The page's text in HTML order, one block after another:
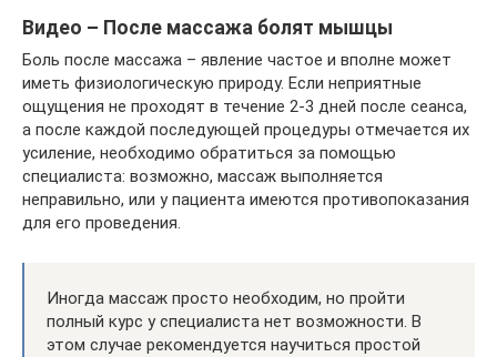
Видео – После массажа болят мышцы
Боль после массажа – явление частое и вполне может
иметь физиологическую природу. Если неприятные
ощущения не проходят в течение 2-3 дней после сеанса,
а после каждой последующей процедуры отмечается их
усиление, необходимо обратиться за помощью
специалиста: возможно, массаж выполняется
неправильно, или у пациента имеются противопоказания
для его проведения.
Иногда массаж просто необходим, но пройти
полный курс у специалиста нет возможности. В
этом случае рекомендуется научиться простой